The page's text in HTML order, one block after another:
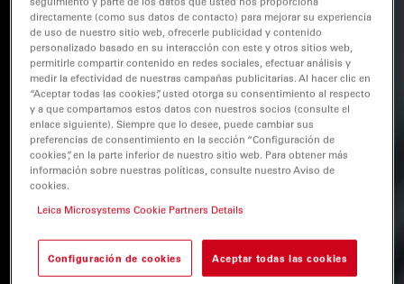
directamente (como sus datos de contacto) para mejorar su experiencia
de uso de nuestro sitio web, ofrecerle publicidad y contenido
personalizado basado en su interacción con este y otros sitios web,
permitirle compartir contenido en redes sociales, efectuar análisis y
medir la efectividad de nuestras campañas publicitarias. Al hacer clic en
“Aceptar todas las cookies”, usted otorga su consentimiento al respecto
y a que compartamos estos datos con nuestros socios (consulte el
enlace siguiente). Siempre que lo desee, puede cambiar sus
preferencias de consentimiento en la sección “Configuración de
cookies”, en la parte inferior de nuestro sitio web. Para obtener más
información sobre nuestras políticas, consulte nuestro Aviso de
cookies.
Leica Microsystems Cookie Partners Details
Configuración de cookies Aceptar todas las cookies